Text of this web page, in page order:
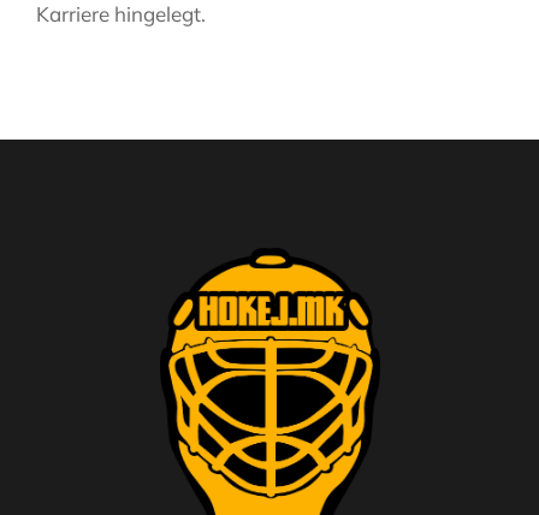
Karriere hingelegt.